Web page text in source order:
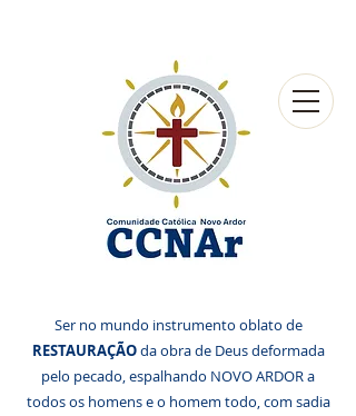
Ser no mundo instrumento oblato de
RESTAURAÇÃOda obra de Deus deformada
pelo pecado, espalhando NOVO ARDOR a
todos os homens e o homem todo, com sadia